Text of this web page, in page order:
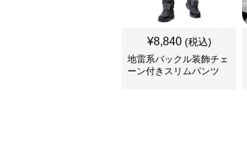
¥8,840 (税込)
地雷系バックル装飾チェ
ーン付きスリムパンツ